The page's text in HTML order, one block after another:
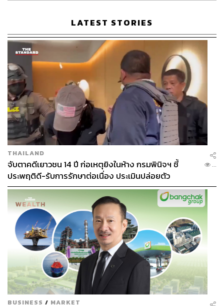
LATEST STORIES
THAILAND
จับตาคดีเยาวชน 14 ปี ก่อเหตุยิงในห้าง กรมพินิจฯ ชี้
ประพฤติดี-รับการรักษาต่อเนื่อง ประเมินปล่อยตัว
...
BUSINESS / MARKET